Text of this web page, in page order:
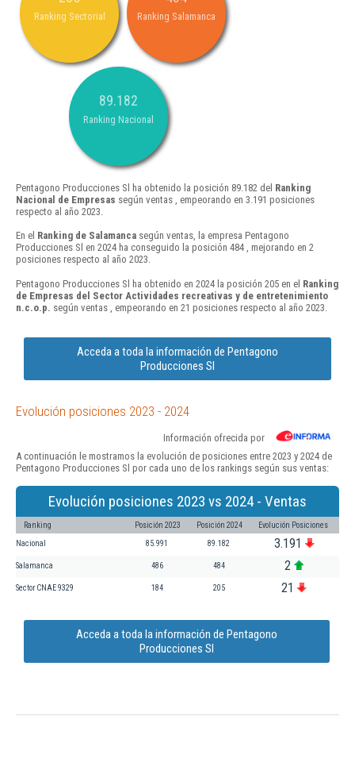
Ranking Sectorial Ranking Salamanca
89.182
Ranking Nacional
Pentagono Producciones Sl ha obtenido la posición 89.182 del Ranking
Nacional de Empresas según ventas , empeorando en 3.191 posiciones
respecto al año 2023.
En el Ranking de Salamanca según ventas, la empresa Pentagono
Producciones Sl en 2024 ha conseguido la posición 484 , mejorando en 2
posiciones respecto al año 2023.
Pentagono Producciones Sl ha obtenido en 2024 la posición 205 en el Ranking
de Empresas del Sector Actividades recreativas y de entretenimiento
n.c.o.p. según ventas , empeorando en 21 posiciones respecto al año 2023.
Acceda a toda la información de Pentagono
Producciones Sl
Evolución posiciones 2023 - 2024
Información ofrecida por
A continuación le mostramos la evolución de posiciones entre 2023 y 2024 de
Pentagono Producciones Sl por cada uno de los rankings según sus ventas:
Evolución posiciones 2023 vs 2024 - Ventas
Ranking Posición 2023 Posición 2024 Evolución Posiciones
Nacional 85.991 89.182 3.191
Salamanca 486 484 2
Sector CNAE 9329 184 205 21
Acceda a toda la información de Pentagono
Producciones Sl